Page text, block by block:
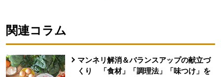
関連コラム
マンネリ解消＆バランスアップの献立づ
くり 「食材」「調理法」「味つけ」を